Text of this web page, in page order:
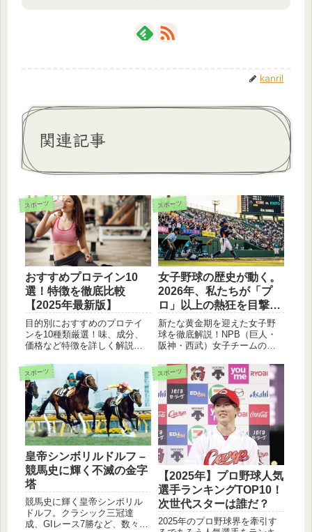
kanril
関連記事
スポーツ
おすすめプロテイン10
選！特徴を徹底比較
【2025年最新版】
目的別におすすめのプロテイ
ンを10種類厳選！味、成分、
価格など特徴を詳しく解説。
たにぴったりのプロテインを
見つけよう。
スポーツ
女子野球の歴史が動く。
2026年、私たちが「プ
ロ」以上の熱狂を目撃す
る理由
新たな黄金期を迎えた女子野
球を徹底解説！NPB（巨人・
阪神・西武）女子チームの活
た「女子の甲子園」、そして
世界一を誇るマドンナジャパ
ンの強さまで。かつてのプロ
リーグ休止を経て、より多様
で熱く進化した女子野球の
「今」と「未来」を伝えま
す。
スポーツ
皇帝シンボリルドルフ –
競馬史に輝く不滅の金字
塔
競馬史に輝く皇帝シンボリル
ドルフ。クラシック三冠達
成、GIレース7勝など、数々の
スポーツ
【2025年】プロ野球人気
選手ランキングTOP10！
次世代スターは誰だ？
2025年のプロ野球界を牽引す